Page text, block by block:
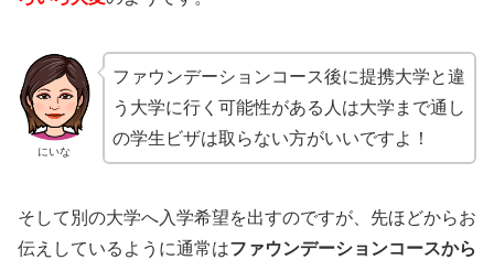
にいな
ファウンデーションコース後に提携大学と違
う大学に行く可能性がある人は大学まで通し
の学生ビザは取らない方がいいですよ！
そして別の大学へ入学希望を出すのですが、先ほどからお
伝えしているように通常はファウンデーションコースから